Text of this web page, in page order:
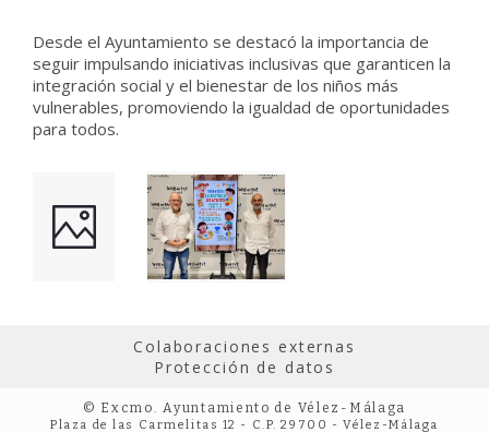
Desde el Ayuntamiento se destacó la importancia de
seguir impulsando iniciativas inclusivas que garanticen la
integración social y el bienestar de los niños más
vulnerables, promoviendo la igualdad de oportunidades
para todos.
Colaboraciones externas
Protección de datos
© Excmo. Ayuntamiento de Vélez-Málaga
Plaza de las Carmelitas 12 - C.P. 29700 - Vélez-Málaga